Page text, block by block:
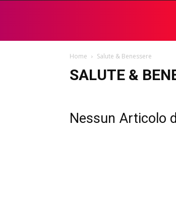
Home Salute & Benessere
SALUTE &
Nessun Articolo